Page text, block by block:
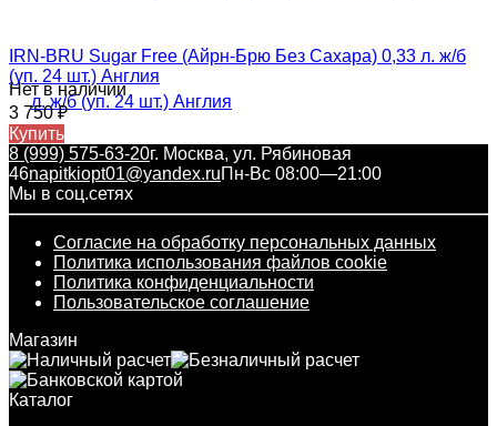
IRN-BRU Sugar Free (Айрн-Брю Без Сахара) 0,33 л. ж/б
(уп. 24 шт.) Англия
Нет в наличии
3 750₽
Купить
8 (999) 575-63-20г. Москва, ул. Рябиновая
46napitkiopt01@yandex.ruПн-Вс 08:00—21:00
Мы в соц.сетях
Согласие на обработку персональных данных
Политика использования файлов cookie
Политика конфиденциальности
Пользовательское соглашение
Магазин
Каталог